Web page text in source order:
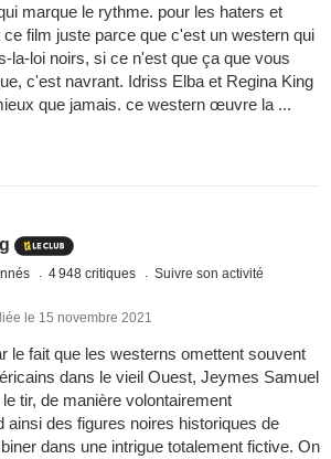
marque le rythme. pour les haters et
film juste parce que c'est un western qui
la-loi noirs, si ce n'est que ça que vous
c'est navrant. Idriss Elba et Regina King
que jamais. ce western œuvre la ...
4 948 critiques Suivre son activité
le 15 novembre 2021
le fait que les westerns omettent souvent
dans le vieil Ouest, Jeymes Samuel
tir, de manière volontairement
ainsi des figures noires historiques de
dans une intrigue totalement fictive. On